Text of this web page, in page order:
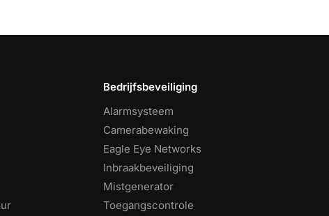
Bedrijfsbeveiliging
Alarmsysteem
Camerabewaking
Eagle Eye Networks
Inbraakbeveiliging
Mistgenerator
Toegangscontrole